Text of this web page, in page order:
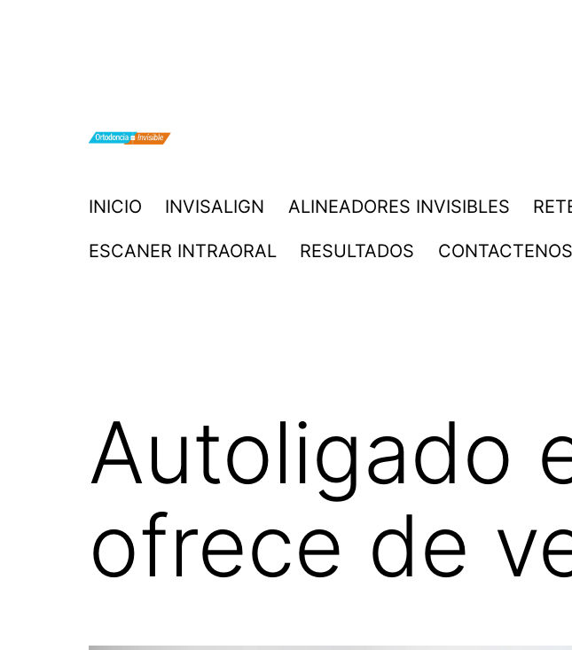
ORTODONCIA
INVISALIGN
INICIO INVISALIGN ALINEADORES INVISIBLES
ESCANER INTRAORAL RESULTADOS CONTACTENOS
Autoligado
ofrece de